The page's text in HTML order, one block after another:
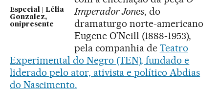
Especial | Lélia
Gonzalez,
onipresente
Imperador Jones, do
dramaturgo norte-americano
Eugene O’Neill (1888-1953),
pela companhia de Teatro
Experimental do Negro (TEN), fundado e
liderado pelo ator, ativista e político Abdias
do Nascimento.